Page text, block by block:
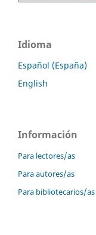
Idioma
Español (España)
English
Información
Para lectores/as
Para autores/as
Para bibliotecarios/as